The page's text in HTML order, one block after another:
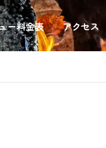
ー料金表 アクセス